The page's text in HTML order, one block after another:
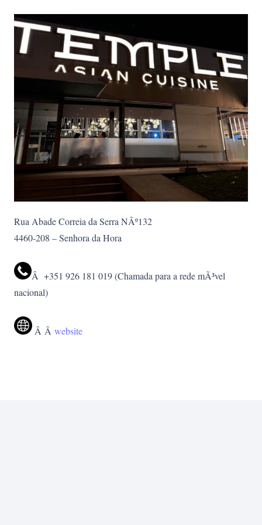
Rua Abade Correia da Serra NÂº132
4460-208 – Senhora da Hora
Â +351 926 181 019 (Chamada para a rede mÃ³vel
nacional)
Â Â website